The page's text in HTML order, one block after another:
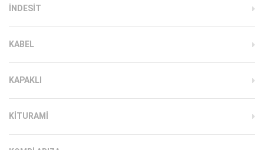
INDESIT
KABEL
KAPAKLI
KITURAMI